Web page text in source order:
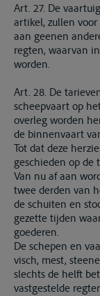
Art. 27. De
artikel, zullen voor
aan geenen
regten, waarvan
worden.
Art. 28. De
scheepvaart op
overleg worden
de binnenvaart
Tot dat deze
geschieden op de
Van nu af aan
twee derden van
de schuiten en
gezette tijden
goederen.
De schepen en
visch, mest,
slechts de helft
vastgestelde